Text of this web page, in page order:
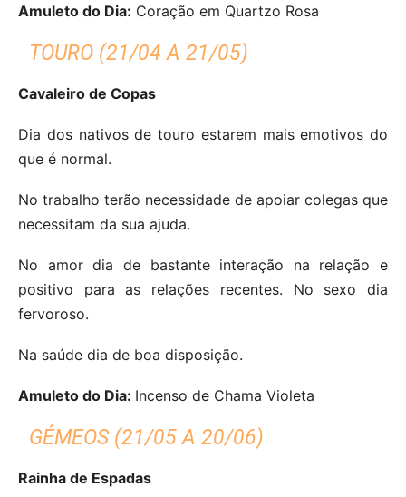
Amuleto do Dia: Coração em Quartzo Rosa
TOURO (21/04 A 21/05)
Cavaleiro de Copas
Dia dos nativos de touro estarem mais emotivos do
que é normal.
No trabalho terão necessidade de apoiar colegas que
necessitam da sua ajuda.
No amor dia de bastante interação na relação e
positivo para as relações recentes.
No sexo dia
fervoroso.
Na saúde dia de boa disposição.
Amuleto do Dia: Incenso de Chama Violeta
GÉMEOS (21/05 A 20/06)
Rainha de Espadas